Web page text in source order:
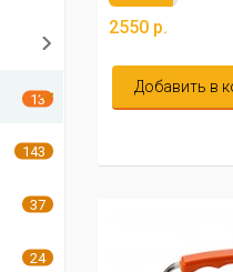
2550 р.
Добавить в
13
143
37
24